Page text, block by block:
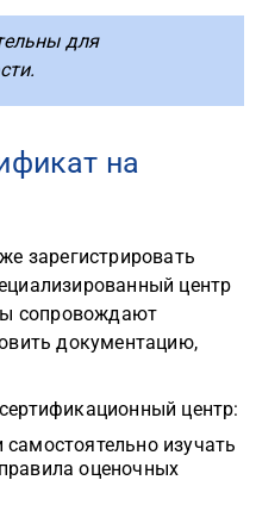
для
на
зарегистрировать
центр
сопровождают
документацию,
центр:
самостоятельно изучать
оценочных